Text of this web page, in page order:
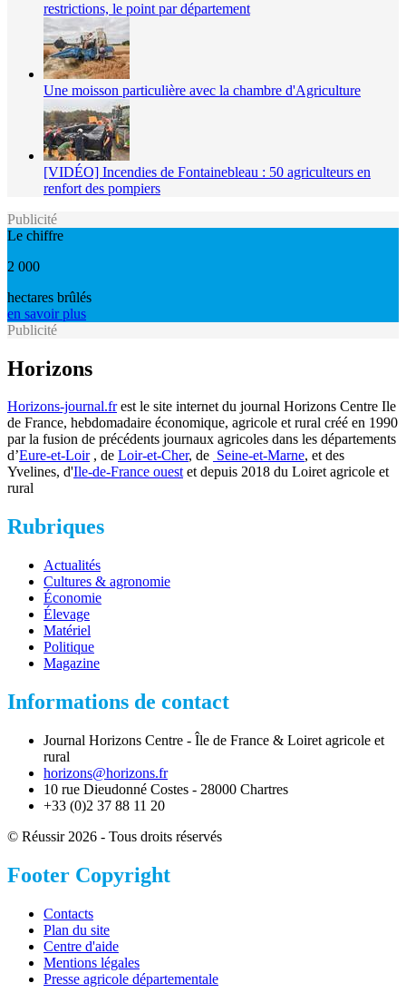
restrictions, le point par département
Une moisson particulière avec la chambre d'Agriculture
[VIDÉO] Incendies de Fontainebleau : 50 agriculteurs en
renfort des pompiers
Publicité
Le chiffre
2 000
hectares brûlés
en savoir plus
Publicité
Horizons
Horizons-journal.frest le site internet du journal Horizons Centre Ile
de France, hebdomadaire économique, agricole et rural créé en 1990
par la fusion de précédents journaux agricoles dans les départements
d’Eure-et-Loir, de Loir-et-Cher, de Seine-et-Marne, et des
Yvelines, d'Ile-de-France ouestet depuis 2018 du Loiret agricole et
rural
Rubriques
Actualités
Cultures & agronomie
Économie
Élevage
Matériel
Politique
Magazine
Informations de contact
Journal Horizons Centre - Île de France & Loiret agricole et
rural
horizons@horizons.fr
10 rue Dieudonné Costes - 28000 Chartres
+33 (0)2 37 88 11 20
© Réussir 2026 - Tous droits réservés
Footer Copyright
Contacts
Plan du site
Centre d'aide
Mentions légales
Presse agricole départementale